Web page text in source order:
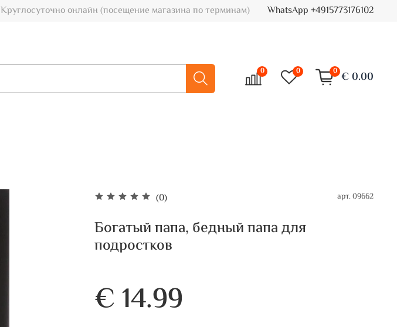
Круглосуточно онлайн (посещение магазина по терминам) WhatsApp +4915773176102
0 0 0 € 0.00
(0) арт.09662
Богатый папа, бедный папа для
подростков
€ 14.99